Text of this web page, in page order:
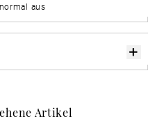
aus
Artikel